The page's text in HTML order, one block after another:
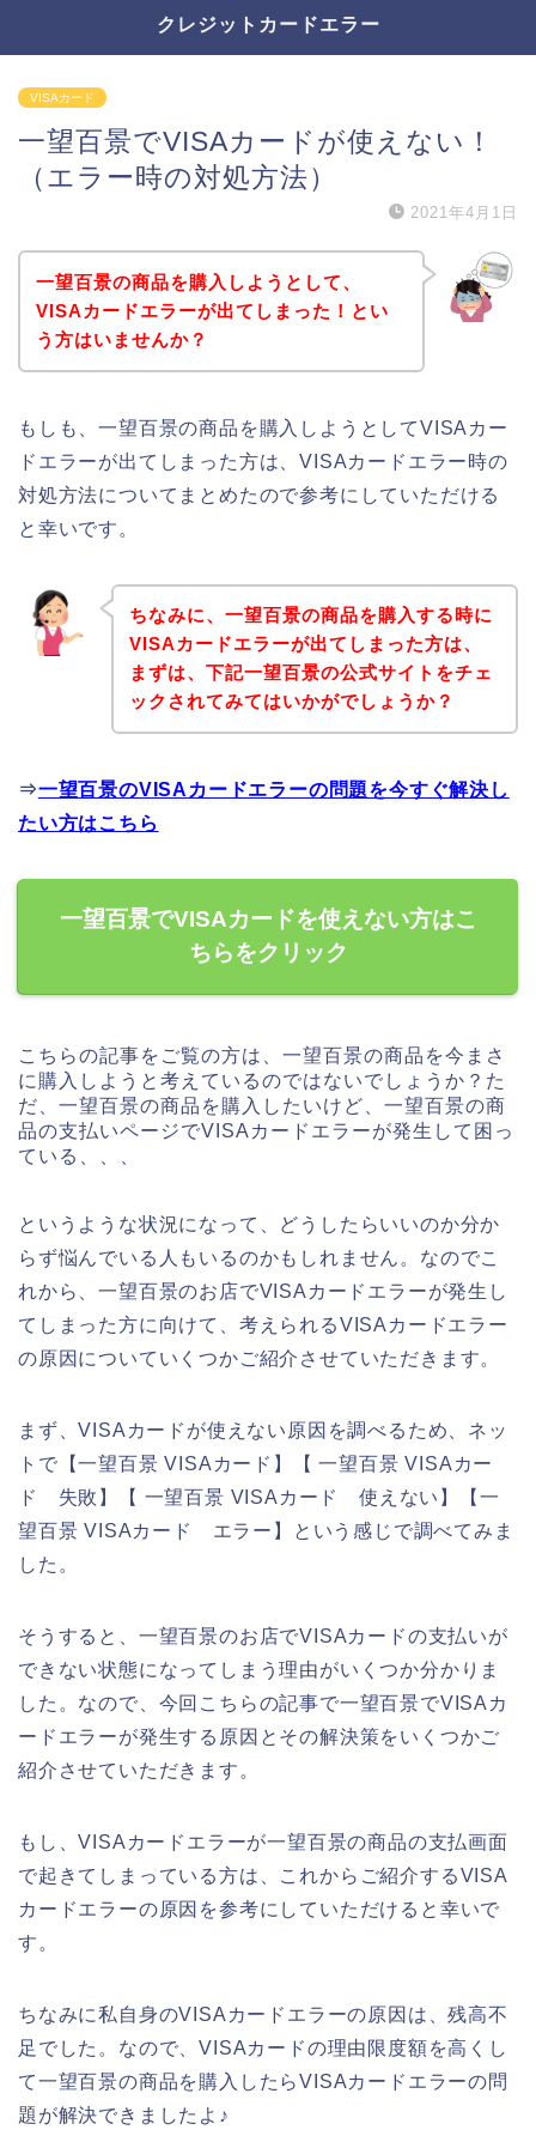
クレジットカードエラー
VISAカード
一望百景でVISAカードが使えない！
（エラー時の対処方法）
2021年4月1日
一望百景の商品を購入しようとして、
VISAカードエラーが出てしまった！とい
う方はいませんか？
もしも、一望百景の商品を購入しようとしてVISAカー
ドエラーが出てしまった方は、VISAカードエラー時の
対処方法についてまとめたので参考にしていただける
と幸いです。
ちなみに、一望百景の商品を購入する時に
VISAカードエラーが出てしまった方は、
まずは、下記一望百景の公式サイトをチェ
ックされてみてはいかがでしょうか？
⇒一望百景のVISAカードエラーの問題を今すぐ解決し
たい方はこちら
一望百景でVISAカードを使えない方はこ
ちらをクリック
こちらの記事をご覧の方は、一望百景の商品を今まさ
に購入しようと考えているのではないでしょうか？た
だ、一望百景の商品を購入したいけど、一望百景の商
品の支払いページでVISAカードエラーが発生して困っ
ている、、、
というような状況になって、どうしたらいいのか分か
らず悩んでいる人もいるのかもしれません。なのでこ
れから、一望百景のお店でVISAカードエラーが発生し
てしまった方に向けて、考えられるVISAカードエラー
の原因についていくつかご紹介させていただきます。
まず、VISAカードが使えない原因を調べるため、ネッ
トで【一望百景 VISAカード】【 一望百景 VISAカー
ド 失敗】【 一望百景 VISAカード 使えない】【一
望百景 VISAカード エラー】という感じで調べてみま
した。
そうすると、一望百景のお店でVISAカードの支払いが
できない状態になってしまう理由がいくつか分かりま
した。なので、今回こちらの記事で一望百景でVISAカ
ードエラーが発生する原因とその解決策をいくつかご
紹介させていただきます。
もし、VISAカードエラーが一望百景の商品の支払画面
で起きてしまっている方は、これからご紹介するVISA
カードエラーの原因を参考にしていただけると幸いで
す。
ちなみに私自身のVISAカードエラーの原因は、残高不
足でした。なので、VISAカードの理由限度額を高くし
て一望百景の商品を購入したらVISAカードエラーの問
題が解決できましたよ♪